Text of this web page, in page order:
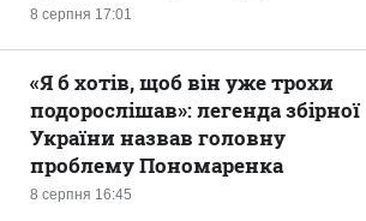
8 серпня 17:01
8 серпня 16:45
«Я б хотів, щоб він уже трохи
подорослішав»: легенда збірної
України назвав головну
проблему Пономаренка